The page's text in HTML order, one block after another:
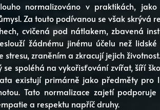
normalizováno v praktikách, jako
Za touto podívanou se však skrývá
cvičená pod nátlakem, zbavená
žádnému jinému účelu než lidské
zraněním a zkracují jejich životnost.
spoléhá na vykořisťování zvířat, šíří
existují primárně jako předměty pro
Tato normalizace zajetí podporuje
a respektu napříč druhy.